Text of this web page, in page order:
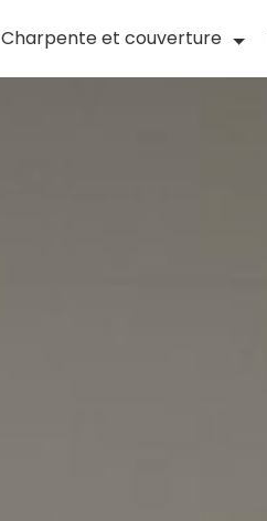
Charpente et couverture